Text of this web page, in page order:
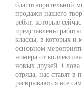
благотворительной
продажи нашего
ребят, которые
представлены
классы, в которых и
основном
номера от
новых друзей. Слова
отряда, нас ставят в
раскрываются все